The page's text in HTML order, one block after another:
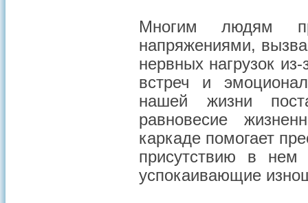
Многим людям
напряжениями,
нервных нагрузок
встреч и
нашей жизни
равновесие
каркаде помогает
присутствию в нем
успокаивающие